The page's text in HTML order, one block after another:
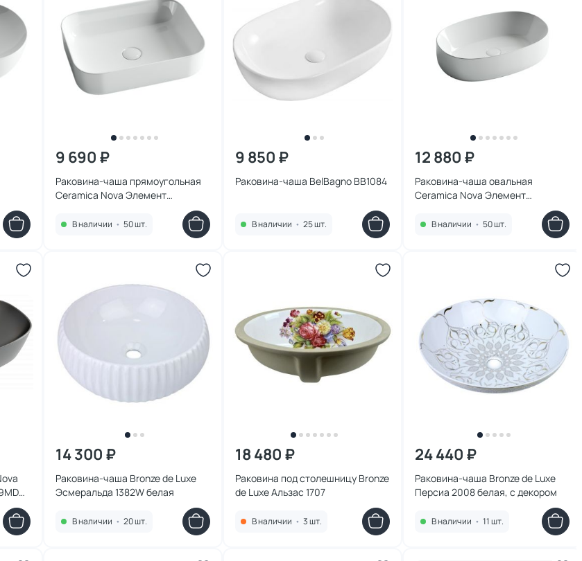
9 690 ₽
Раковина-чаша прямоугольная
Ceramica Nova Элемент
В наличии • 50 шт.
9 850 ₽
Раковина-чаша BelBagno BB1084
В наличии • 25 шт.
12 880 ₽
Раковина-чаша овальная
Ceramica Nova Элемент
В наличии • 50 шт.
14 300 ₽
Раковина-чаша Bronze de Luxe
Эсмеральда 1382W белая
В наличии • 20 шт.
18 480 ₽
Раковина под столешницу Bronze
de Luxe Альзас 1707
В наличии • 3 шт.
24 440 ₽
Раковина-чаша Bronze de Luxe
Персиа 2008 белая, с декором
В наличии • 11 шт.